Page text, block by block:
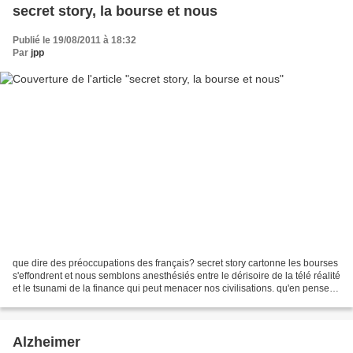
secret story, la bourse et nous
Publié le 19/08/2011 à 18:32
Par jpp
que dire des préoccupations des français? secret story cartonne les bourses
s'effondrent et nous semblons anesthésiés entre le dérisoire de la télé réalité
et le tsunami de la finance qui peut menacer nos civilisations. qu'en pensez
Alzheimer